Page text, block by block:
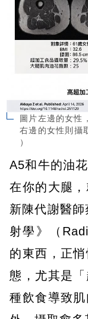
圖片左邊的女性
右邊的女性則攝
）
A5和牛的油
在你的大腿
新陳代謝醫
射學》（
的東西，正
態，尤其是
種飲食導致